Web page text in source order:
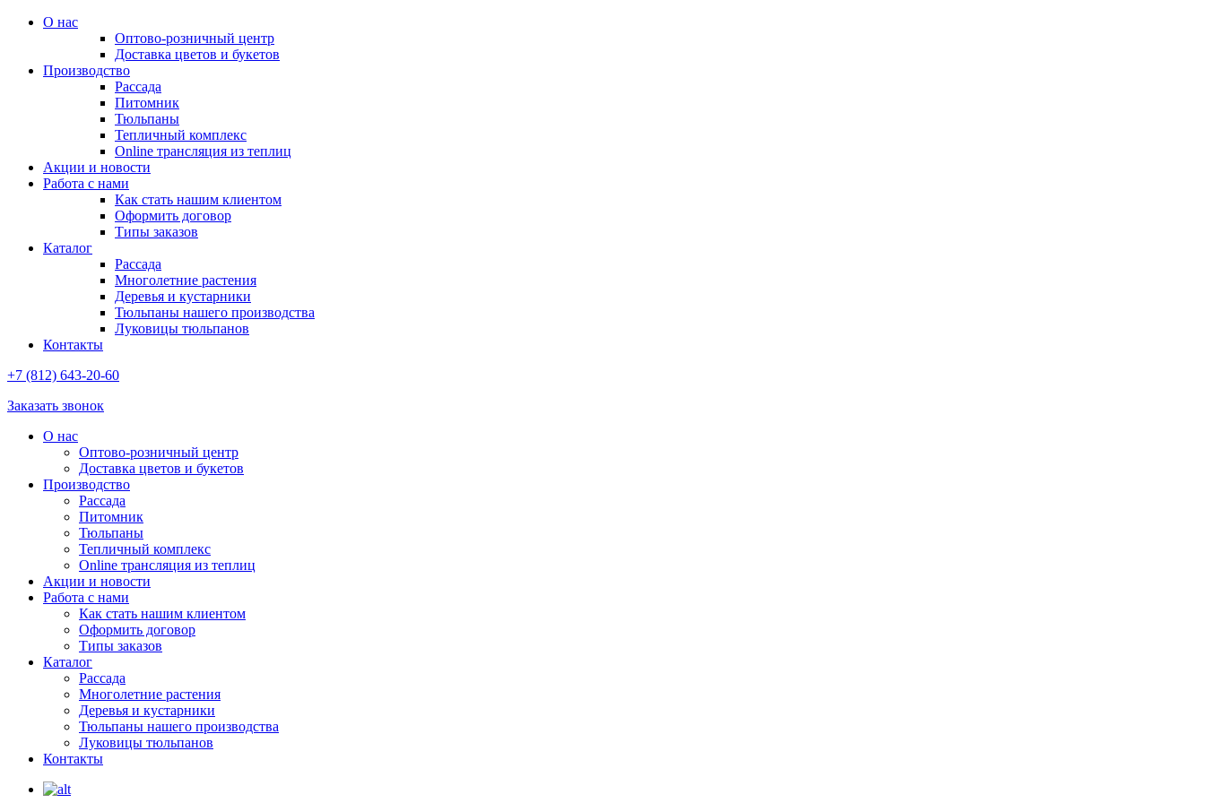
О нас
Оптово-розничный центр
Доставка цветов и букетов
Производство
Рассада
Питомник
Тюльпаны
Тепличный комплекс
Online трансляция из теплиц
Акции и новости
Работа с нами
Как стать нашим клиентом
Оформить договор
Типы заказов
Каталог
Рассада
Многолетние растения
Деревья и кустарники
Тюльпаны нашего производства
Луковицы тюльпанов
Контакты
+7 (812) 643-20-60
Заказать звонок
О нас
Оптово-розничный центр
Доставка цветов и букетов
Производство
Рассада
Питомник
Тюльпаны
Тепличный комплекс
Online трансляция из теплиц
Акции и новости
Работа с нами
Как стать нашим клиентом
Оформить договор
Типы заказов
Каталог
Рассада
Многолетние растения
Деревья и кустарники
Тюльпаны нашего производства
Луковицы тюльпанов
Контакты